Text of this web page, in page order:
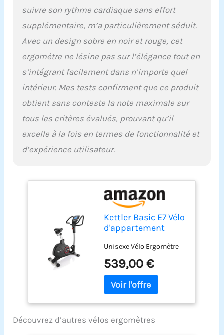
suivre son rythme cardiaque sans effort
supplémentaire, m’a particulièrement séduit.
Avec un design sobre en noir et rouge, cet
ergomètre ne lésine pas sur l’élégance tout en
s’intégrant facilement dans n’importe quel
intérieur. Mes tests confirment que ce produit
obtient sans conteste la note maximale sur
tous les critères évalués, prouvant qu’il
excelle à la fois en termes de fonctionnalité et
d’expérience utilisateur.
Kettler Basic E7 Vélo
d'appartement
Unisexe Vélo Ergomètre
539,00 €
Découvrez d’autres vélos ergomètres